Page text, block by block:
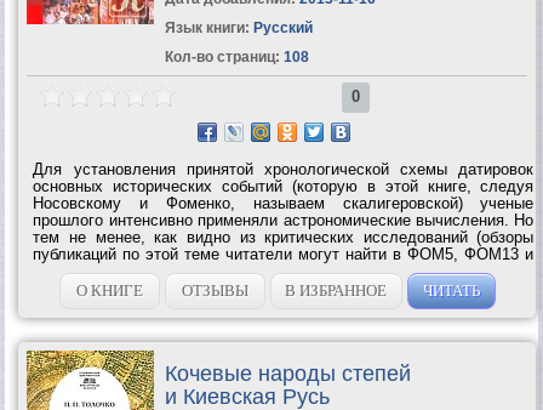
Язык книги: Русский
Кол-во страниц: 108
0
Для установления принятой хронологической схемы датировок
основных исторических событий (которую в этой книге, следуя
Носовскому и Фоменко, называем скалигеровской) ученые
прошлого интенсивно применяли астрономические вычисления. Но
тем не менее, как видно из критических исследований (обзоры
публикаций по этой теме читатели могут найти в ФОМ5, ФОМ13 и
ГАБ), скалигеровская схема неверна и содержит грубые ошибки.
Почему вышло так?...
О КНИГЕ ОТЗЫВЫ В ИЗБРАННОЕ ЧИТАТЬ
Кочевые народы степей
и Киевская Русь